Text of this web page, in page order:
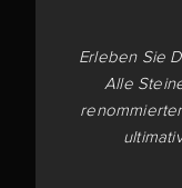
Erleben Sie
Alle